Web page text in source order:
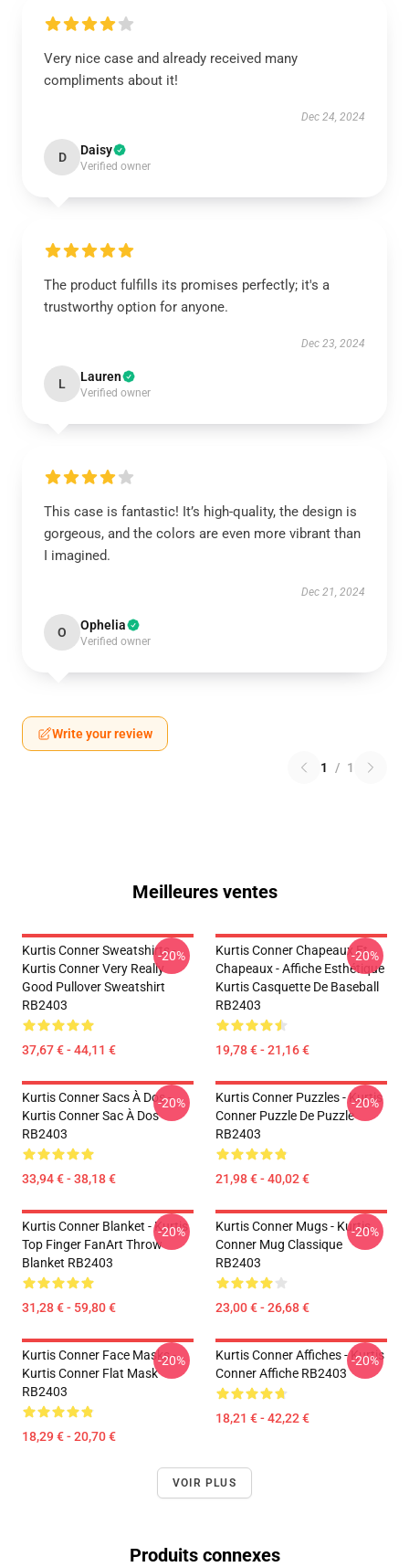
Very nice case and already received many
compliments about it!
Dec 24, 2024
D Daisy
Verified owner
The product fulfills its promises perfectly; it's a
trustworthy option for anyone.
Dec 23, 2024
L Lauren
Verified owner
This case is fantastic! It’s high-quality, the design is
gorgeous, and the colors are even more vibrant than
I imagined.
Dec 21, 2024
O Ophelia
Verified owner
Write your review
1 / 1
Meilleures ventes
Kurtis Conner Sweatshirts -
Kurtis Conner Very Really
Good Pullover Sweatshirt
RB2403
37,67 € - 44,11 €
-20%
Kurtis Conner Chapeaux Et
Chapeaux - Affiche Esthétique
Kurtis Casquette De Baseball
RB2403
19,78 € - 21,16 €
-20%
Kurtis Conner Sacs À Dos -
Kurtis Conner Sac À Dos
RB2403
33,94 € - 38,18 €
-20%
Kurtis Conner Puzzles - Kurtis
Conner Puzzle De Puzzle
RB2403
21,98 € - 40,02 €
-20%
Kurtis Conner Blanket - Kurtis
Top Finger FanArt Throw
Blanket RB2403
31,28 € - 59,80 €
-20%
Kurtis Conner Mugs - Kurtis
Conner Mug Classique
RB2403
23,00 € - 26,68 €
-20%
Kurtis Conner Face Masks -
Kurtis Conner Flat Mask
RB2403
18,29 € - 20,70 €
-20%
Kurtis Conner Affiches - Kurtis
Conner Affiche RB2403
18,21 € - 42,22 €
-20%
VOIR PLUS
Produits connexes